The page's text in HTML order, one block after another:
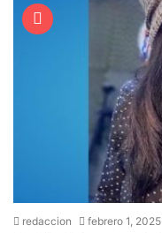
redaccion febrero 1, 2025